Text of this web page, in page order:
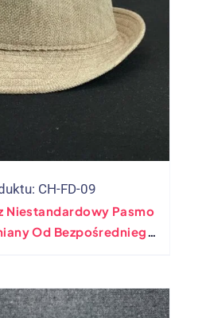
CH-FD-09
Niestandardowy Pasmo
Od Bezpośredniego